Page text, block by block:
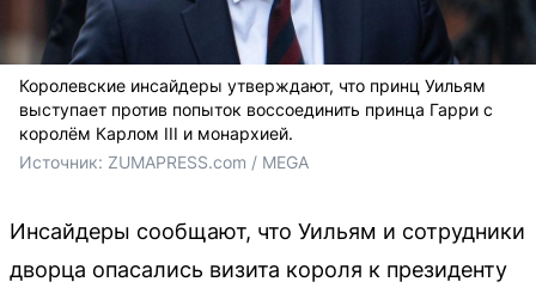
Королевские инсайдеры утверждают, что принц Уильям
выступает против попыток воссоединить принца Гарри с
королём Карлом III и монархией.
Источник: ZUMAPRESS.com / MEGA
Инсайдеры сообщают, что Уильям и сотрудники
дворца опасались визита короля к президенту